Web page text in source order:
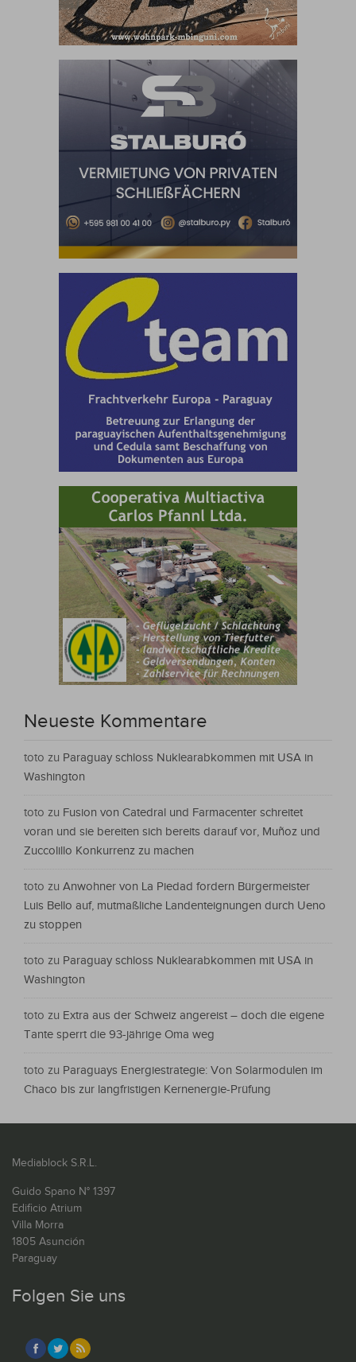
Neueste Kommentare
toto zu Paraguay schloss Nuklearabkommen mit USA in
Washington
toto zu Fusion von Catedral und Farmacenter schreitet
voran und sie bereiten sich bereits darauf vor, Muñoz und
Zuccolillo Konkurrenz zu machen
toto zu Anwohner von La Piedad fordern Bürgermeister
Luis Bello auf, mutmaßliche Landenteignungen durch Ueno
zu stoppen
toto zu Paraguay schloss Nuklearabkommen mit USA in
Washington
toto zu Extra aus der Schweiz angereist – doch die eigene
Tante sperrt die 93-jährige Oma weg
toto zu Paraguays Energiestrategie: Von Solarmodulen im
Chaco bis zur langfristigen Kernenergie-Prüfung
Mediablock S.R.L.
Guido Spano N° 1397
Edificio Atrium
Villa Morra
1805 Asunción
Paraguay
Folgen Sie uns